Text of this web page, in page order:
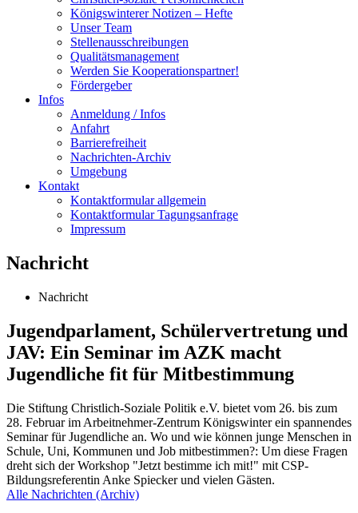
Königswinterer Notizen – Hefte
Unser Team
Stellenausschreibungen
Qualitätsmanagement
Werden Sie Kooperationspartner!
Fördergeber
Infos
Anmeldung / Infos
Anfahrt
Barrierefreiheit
Nachrichten-Archiv
Umgebung
Kontakt
Kontaktformular allgemein
Kontaktformular Tagungsanfrage
Impressum
Nachricht
Nachricht
Jugendparlament, Schülervertretung und
JAV: Ein Seminar im AZK macht
Jugendliche fit für Mitbestimmung
Die Stiftung Christlich-Soziale Politik e.V. bietet vom 26. bis zum
28. Februar im Arbeitnehmer-Zentrum Königswinter ein spannendes
Seminar für Jugendliche an. Wo und wie können junge Menschen in
Schule, Uni, Kommunen und Job mitbestimmen?: Um diese Fragen
dreht sich der Workshop "Jetzt bestimme ich mit!" mit CSP-
Bildungsreferentin Anke Spiecker und vielen Gästen.
Alle Nachrichten (Archiv)